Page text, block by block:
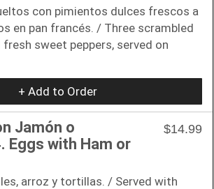
con pimientos dulces frescos a
en pan francés. / Three scrambled
sweet peppers, served on
+ Add to Order
Jamón o
Eggs with Ham or
$14.99
arroz y tortillas. / Served with